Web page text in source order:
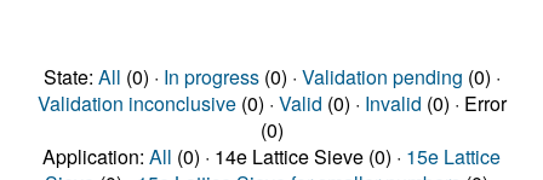
State: All (0) · In progress(0) · Validation pending (0) ·
Validation inconclusive(0) · Valid (0) · Invalid (0) · Error
(0)
Application: All (0) · 14e Lattice Sieve (0) · 15e Lattice